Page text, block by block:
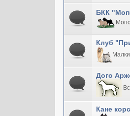
БКК
Клуб
Дого
Кане